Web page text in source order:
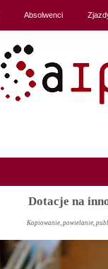
Absolwenci
Dotacje na
Kopiowanie, powielanie,